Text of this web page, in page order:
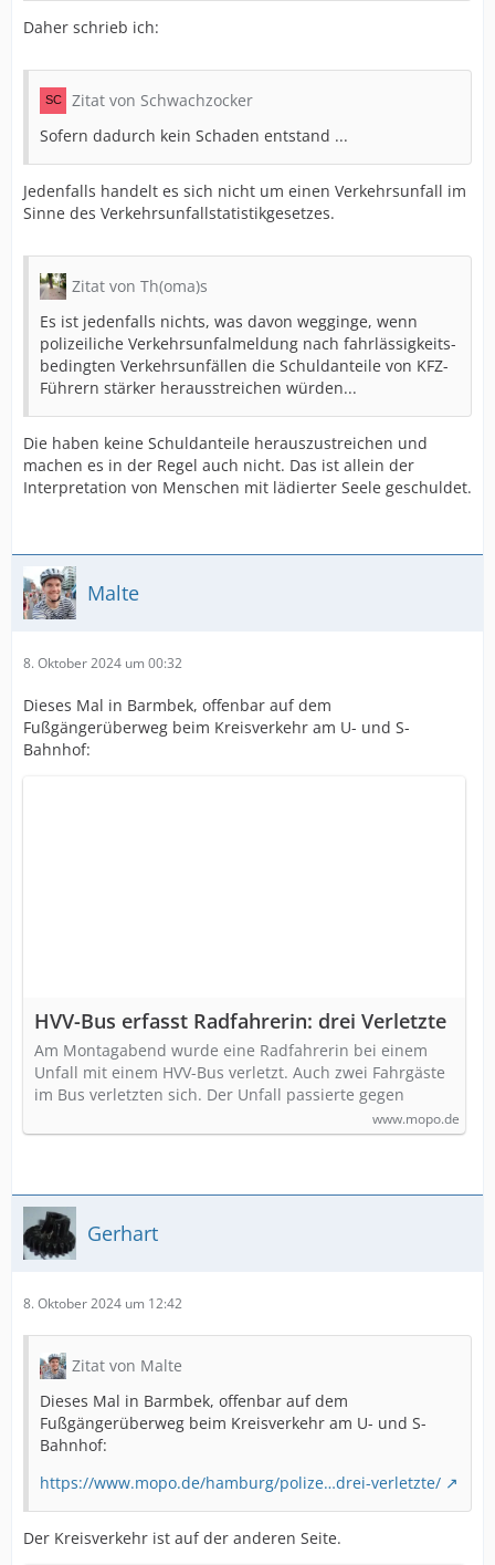
Daher schrieb ich:
Zitat von Schwachzocker
Sofern dadurch kein Schaden entstand ...
Jedenfalls handelt es sich nicht um einen Verkehrsunfall im
Sinne des Verkehrsunfallstatistikgesetzes.
Zitat von Th(oma)s
Es ist jedenfalls nichts, was davon wegginge, wenn
polizeiliche Verkehrsunfalmeldung nach fahrlässigkeits-
bedingten Verkehrsunfällen die Schuldanteile von KFZ-
Führern stärker herausstreichen würden...
Die haben keine Schuldanteile herauszustreichen und
machen es in der Regel auch nicht. Das ist allein der
Interpretation von Menschen mit lädierter Seele geschuldet.
Malte
8. Oktober 2024 um 00:32
Dieses Mal in Barmbek, offenbar auf dem
Fußgängerüberweg beim Kreisverkehr am U- und S-
Bahnhof:
HVV-Bus erfasst Radfahrerin: drei Verletzte
Am Montagabend wurde eine Radfahrerin bei einem
Unfall mit einem HVV-Bus verletzt. Auch zwei Fahrgäste
im Bus verletzten sich. Der Unfall passierte gegen
www.mopo.de
Gerhart
8. Oktober 2024 um 12:42
Zitat von Malte
Dieses Mal in Barmbek, offenbar auf dem
Fußgängerüberweg beim Kreisverkehr am U- und S-
Bahnhof:
https://www.mopo.de/hamburg/polize…drei-verletzte/
Der Kreisverkehr ist auf der anderen Seite.